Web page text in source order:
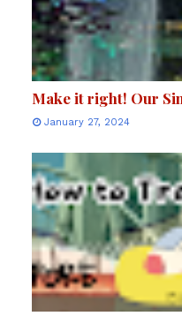
Make it right! Our
January 27, 2024